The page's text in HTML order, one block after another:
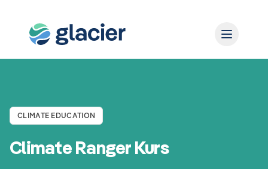
CLIMATE EDUCATION
Climate Ranger Kurs